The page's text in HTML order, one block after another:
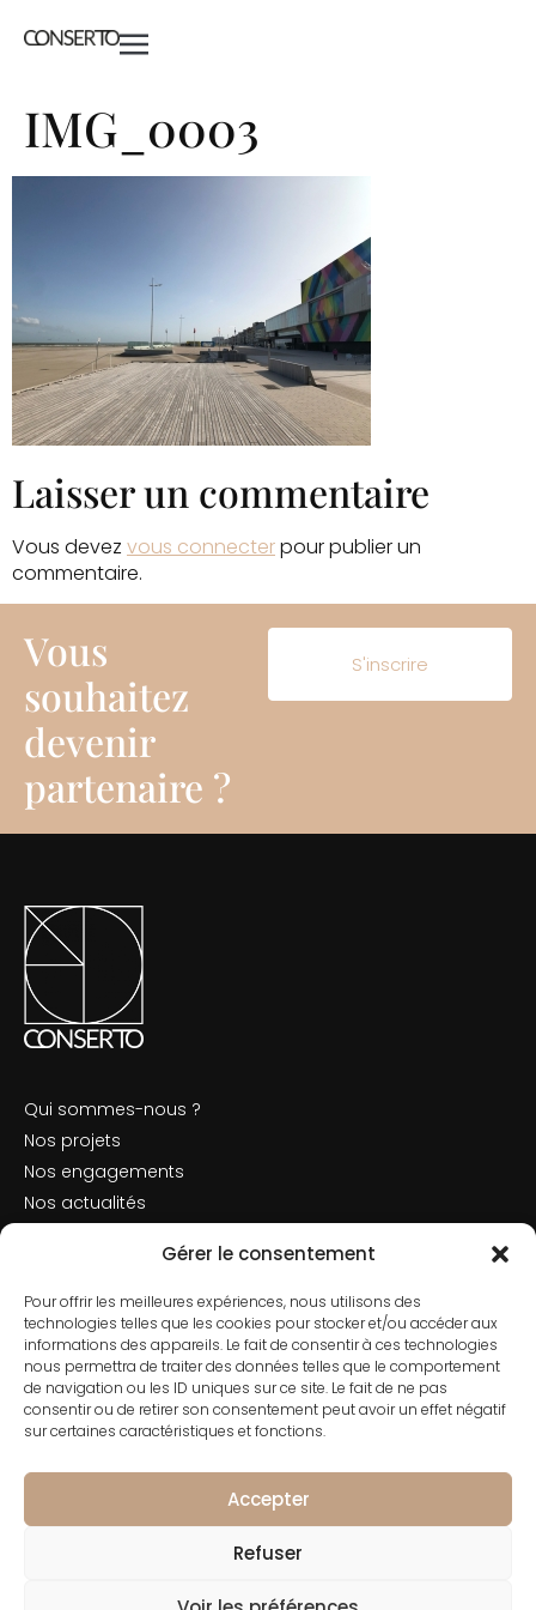
Gérer le consentement
Pour offrir les meilleures expériences, nous utilisons des
technologies telles que les cookies pour stocker et/ou accéder aux
informations des appareils. Le fait de consentir à ces technologies
nous permettra de traiter des données telles que le comportement
de navigation ou les ID uniques sur ce site. Le fait de ne pas
consentir ou de retirer son consentement peut avoir un effet négatif
sur certaines caractéristiques et fonctions.
Accepter
Refuser
IMG_0003
Laisser un commentaire
Vous devez vous connecterpour publier un
commentaire.
Vous
souhaitez
devenir
partenaire ?
S'inscrire
Qui sommes-nous ?
Nos projets
Nos engagements
Nos actualités
Politique de cookies
Nous contacter
Contact
01 42 66 50 70
182 Rue de Rivoli, 75001 Paris